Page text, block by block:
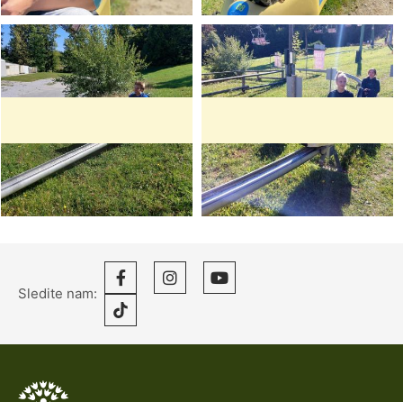
Sledite nam: